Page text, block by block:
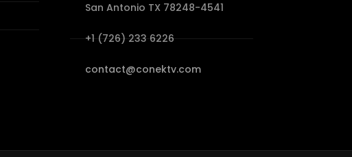
San Antonio TX 78248-4541
+1 (726) 233 6226
contact@conektv.com